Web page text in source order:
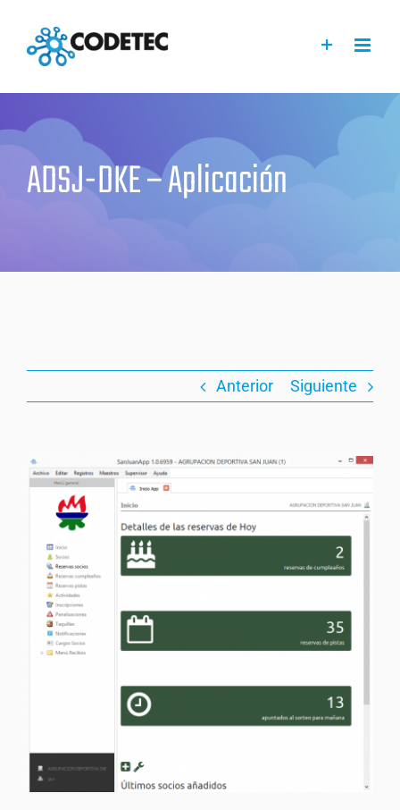
contenido
ADSJ-DKE – Aplicación
Anterior Siguiente
View
Larger
Image